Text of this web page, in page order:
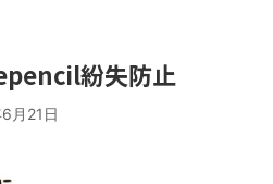
紛失防止
月21日